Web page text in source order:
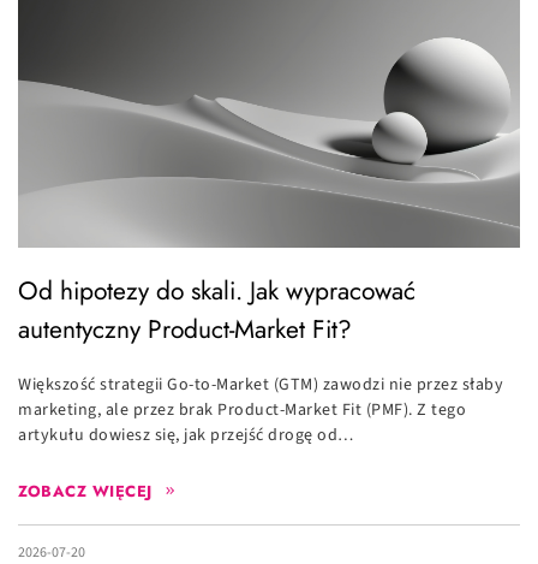
Od hipotezy do skali. Jak wypracować
autentyczny Product-Market Fit?
Większość strategii Go-to-Market (GTM) zawodzi nie przez słaby
marketing, ale przez brak Product-Market Fit (PMF). Z tego
artykułu dowiesz się, jak przejść drogę od…
ZOBACZ WIĘCEJ
2026-07-20